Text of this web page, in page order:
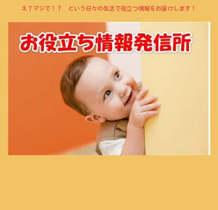
え？マジで！？ という日々の生活で役立つ情報をお届けします！